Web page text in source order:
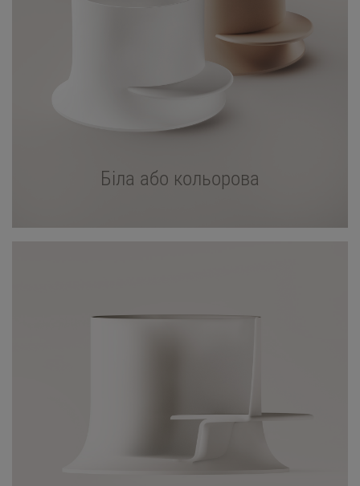
Біла або кольорова